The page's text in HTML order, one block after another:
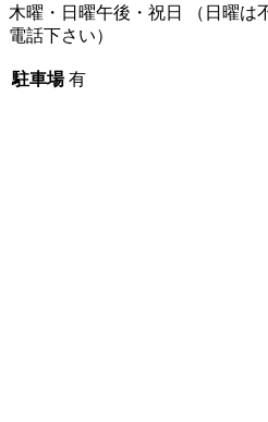
木曜・日曜午後・祝日 （日曜は
電話下さい）
駐車場 有